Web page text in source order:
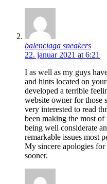
balenciaga sneakers
22. januar 2021 at 6:21
I as well as my guys
and hints located on
developed a terrible
website owner for those
very interested to read
been making the most
being well considerate
remarkable issues most
My sincere apologies
sooner.